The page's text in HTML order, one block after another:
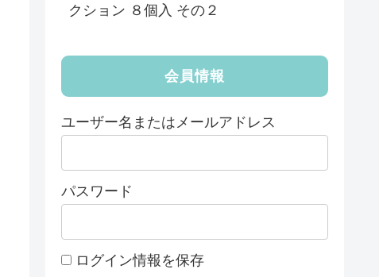
クション ８個入 その２
会員情報
ユーザー名またはメールアドレス
パスワード
ログイン情報を保存